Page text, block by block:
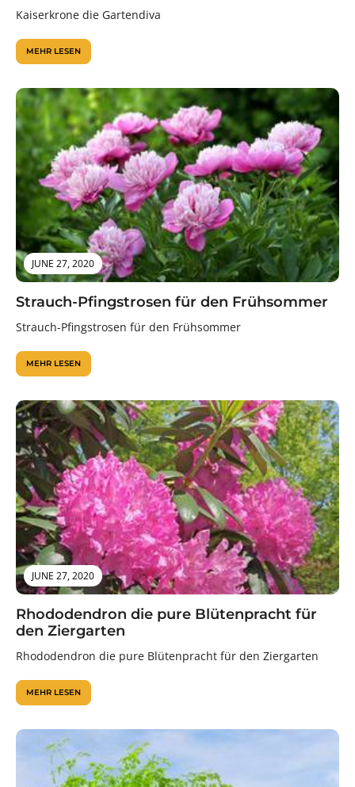
Kaiserkrone die Gartendiva
MEHR LESEN
JUNE 27, 2020
Strauch-Pfingstrosen für den Frühsommer
Strauch-Pfingstrosen für den Frühsommer
MEHR LESEN
JUNE 27, 2020
Rhododendron die pure Blütenpracht für
den Ziergarten
Rhododendron die pure Blütenpracht für den Ziergarten
MEHR LESEN